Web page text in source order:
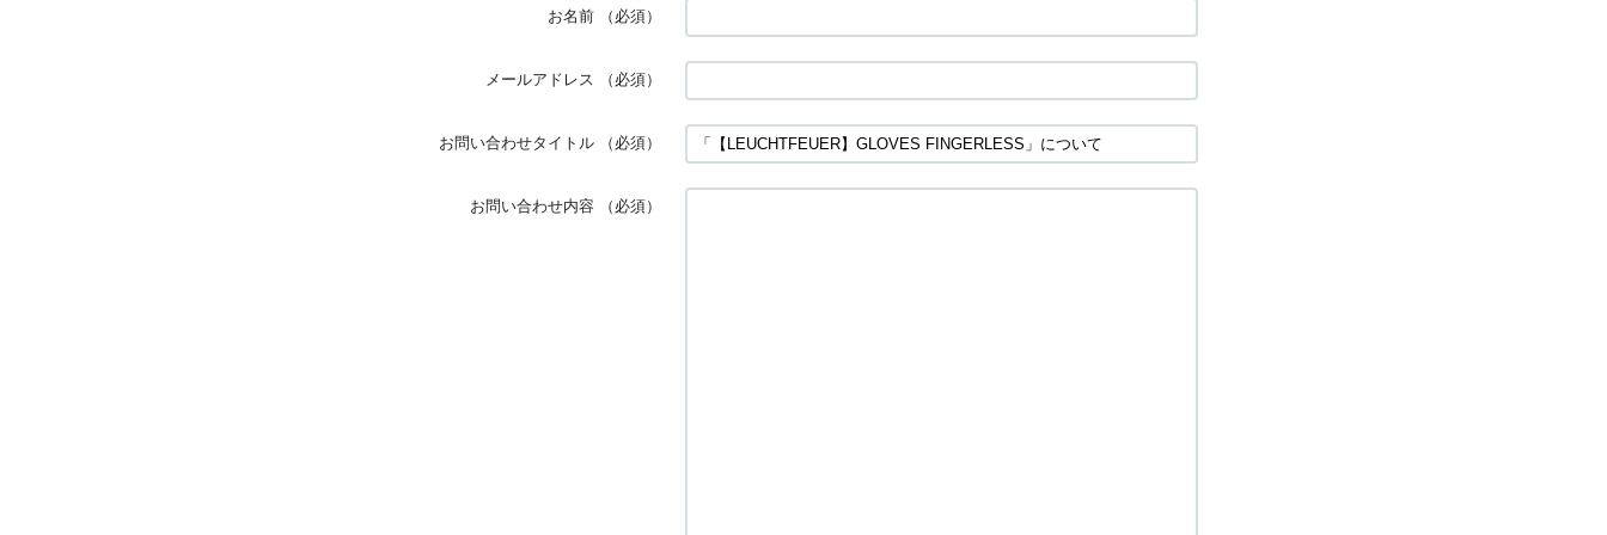
お名前 （必須）
メールアドレス （必須）
お問い合わせタイトル （必須）
お問い合わせ内容 （必須）